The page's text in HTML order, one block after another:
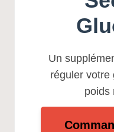
Un
réguler votre
poids